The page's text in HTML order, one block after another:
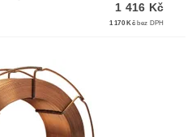
1 416 Kč
1 170 Kč bez DPH